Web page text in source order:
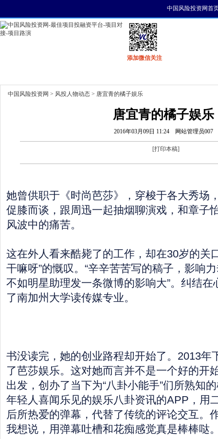
中国风险投资网首
添加微信关注
中国风险投资网 > 风投人物动态 > 唐宜青的橘子娱乐
唐宜青的橘子娱乐
2016年03月09日 11:24 网站管理员007
[打印本稿]
她曾供职于《时尚芭莎》，穿梭于各大秀场
促膝而谈，跟周迅一起抽烟聊演戏，和章子
风波中的痛苦。
这在外人看来酷毙了的工作，却在30岁的关
干嘛呀”的慨叹。“辛辛苦苦写的稿子，影响
不如明星助理发一条微博的影响大”。纠结
了南加州大学读传媒专业。
书没读完，她的创业路程却开始了。2013年
了芭莎娱乐。这对她而言并不是一个好的开
出发，创办了当下为“八卦小能手”们所熟知
年轻人喜闻乐见的娱乐八卦资讯的APP，用
后所热爱的弹幕，代替了传统的评论交互。
我想说，用弹幕吐槽和花痴感觉真是棒棒哒